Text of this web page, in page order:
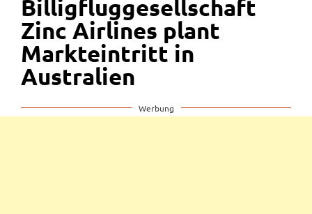
Billigfluggesellschaft
Zinc Airlines plant
Markteintritt in
Australien
Werbung